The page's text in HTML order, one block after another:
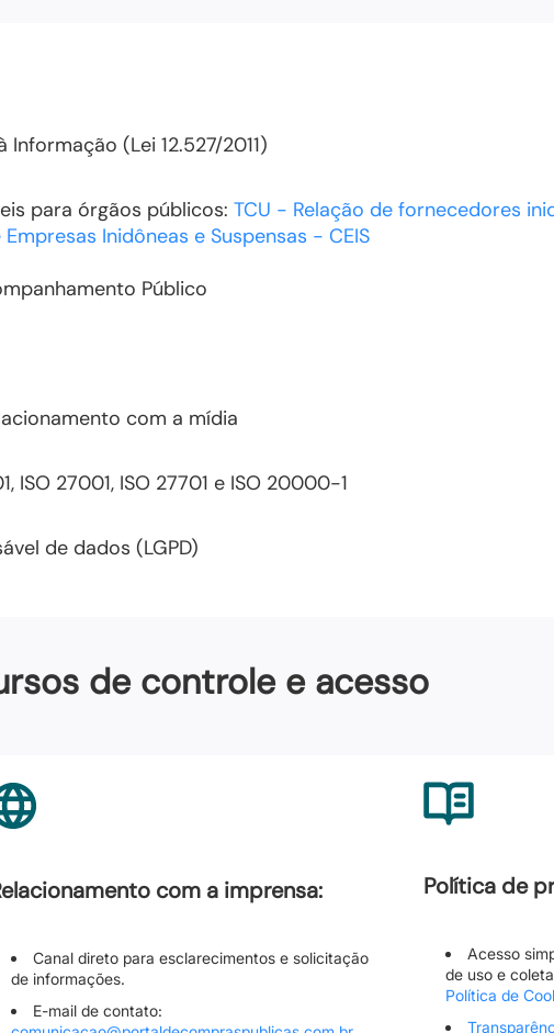
(Lei 12.527/2011)
para órgãos públicos: TCU - Relação de fornecedores
Inidôneas e Suspensas - CEIS
Público
com a mídia
ISO 27001, ISO 27701 e ISO 20000-1
de dados (LGPD)
de controle e acesso
com a imprensa:
Canal direto para esclarecimentos e solicitação
de informações.
E-mail de contato:
Política de
Acesso
de uso e
Política de